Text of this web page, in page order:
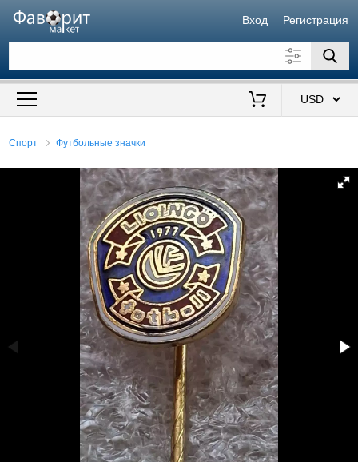
Вход Регистрация
Искать также в описании
Спорт Футбольные значки